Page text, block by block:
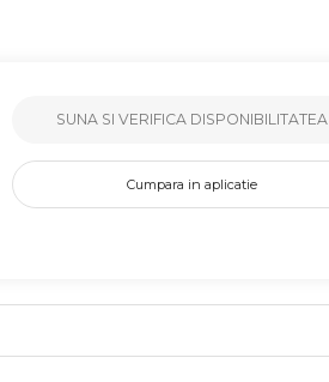
SUNA SI VERIFICA DISPONIBILITATEA
Cumpara in aplicatie